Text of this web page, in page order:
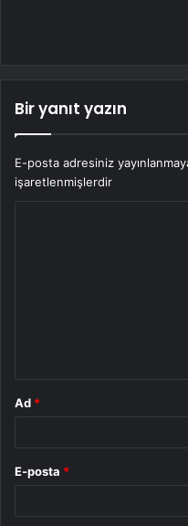
Bir yanıt yazın
E-posta adresiniz
işaretlenmişlerdir
Ad *
E-posta *